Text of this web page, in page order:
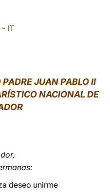
中文
IT
JUAN PABLO II
NACIONAL DE
deseo unirme